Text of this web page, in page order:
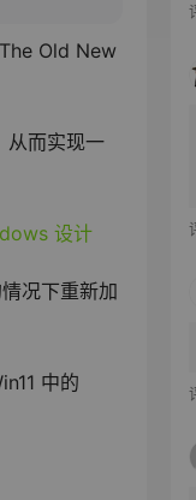
Old New
从而实现一
况下重新加
中的